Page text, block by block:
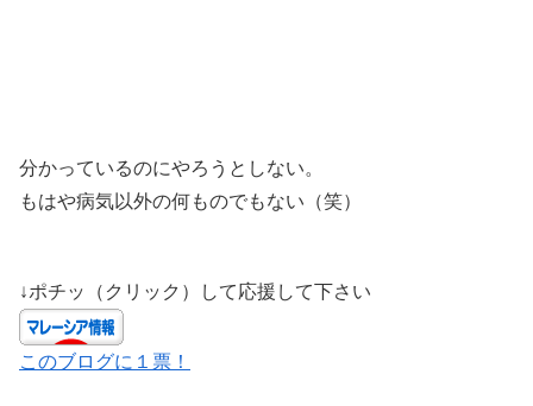
分かっているのにやろうとしない。
もはや病気以外の何ものでもない（笑）
↓ポチッ（クリック）して応援して下さい
このブログに１票！